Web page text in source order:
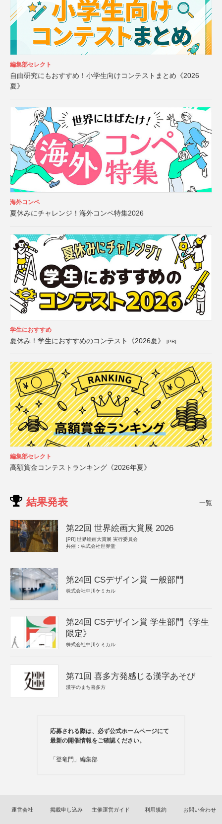
編集部セレクト
自由研究にもおすすめ！小学生向けコンテストまとめ《2026
夏》
海外コンペ
夏休みにチャレンジ！海外コンペ特集2026
学生におすすめ
夏休み！学生におすすめのコンテスト《2026夏》 [PR]
編集部セレクト
高額賞金コンテストランキング《2026年夏》
結果発表 一覧
第22回 世界絵画大賞展 2026
[PR] 世界絵画大賞展 実行委員会
共催：株式会社世界堂
第24回 CSデザイン賞 一般部門
株式会社中川ケミカル
第24回 CSデザイン賞 学生部門《学生
限定》
株式会社中川ケミカル
第71回 喜多方発感じる漢字あそび
漢字のまち喜多方
応募される際は、必ず公式ホームページにて
最新の開催情報をご確認ください。
「登竜門」編集部
運営会社 掲載申し込み 主催運営ガイド 利用規約 お問い合わせ